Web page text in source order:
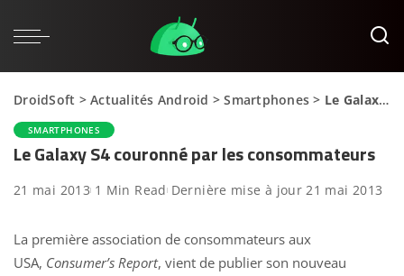
DroidSoft >Actualités Android >Smartphones > Le Galaxy S4 couronné par les consommateurs
SMARTPHONES
Le Galaxy S4 couronné par les consommateurs
21 mai 2013 1 Min Read Dernière mise à jour 21 mai 2013
La première association de consommateurs aux
USA, Consumer’s Report, vient de publier son nouveau